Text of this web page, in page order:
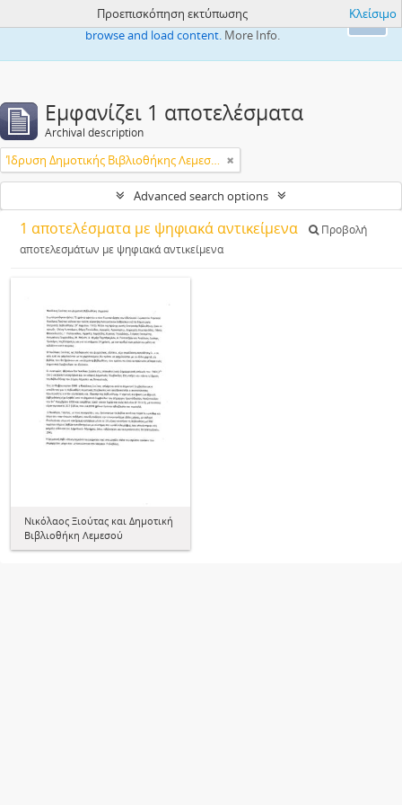
Ok
This website uses cookies to enhance your ability to
browse and load content. More Info.
Προεπισκόπηση εκτύπωσης Κλείσιμο
Εμφανίζει 1 αποτελέσματα
Archival description
Ίδρυση Δημοτικής Βιβλιοθήκης Λεμεσού
Advanced search options
1 αποτελέσματα με ψηφιακά αντικείμενα
Προβολή
αποτελεσμάτων με ψηφιακά αντικείμενα
Νικόλαος Ξιούτας και Δημοτική
Βιβλιοθήκη Λεμεσού